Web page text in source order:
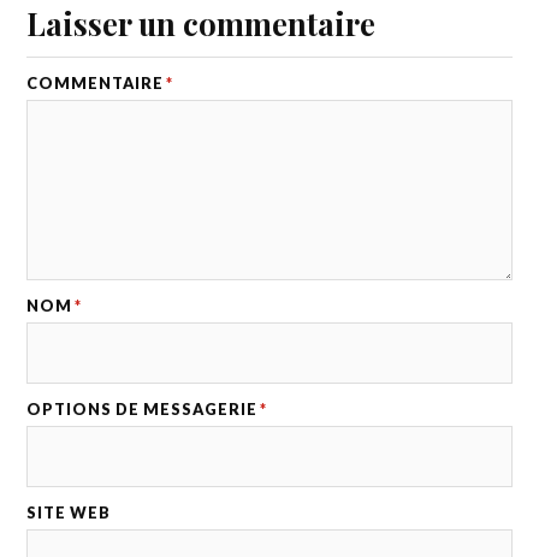
Laisser un commentaire
COMMENTAIRE *
NOM *
OPTIONS DE MESSAGERIE *
SITE WEB